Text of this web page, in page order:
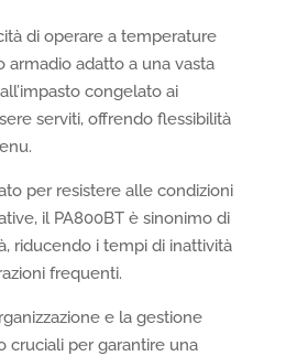
di operare a temperature
armadio adatto a una vasta
congelato ai
serviti, offrendo flessibilità
per resistere alle condizioni
il PA800BT è sinonimo di
riducendo i tempi di inattività
frequenti.
e la gestione
cruciali per garantire una